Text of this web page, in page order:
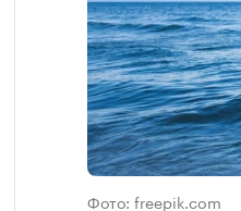
Фото: freepik.com